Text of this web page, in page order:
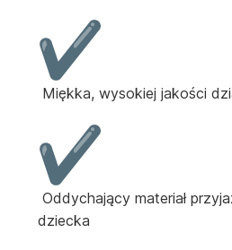
Miękka, wysokiej jakości
Oddychający materiał
dziecka